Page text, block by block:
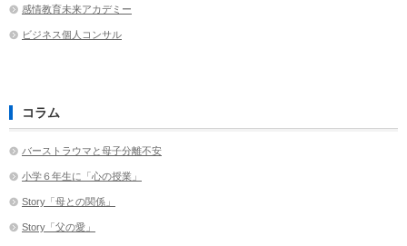
感情教育未来アカデミー
ビジネス個人コンサル
コラム
バーストラウマと母子分離不安
小学６年生に「心の授業」
Story「母との関係」
Story「父の愛」